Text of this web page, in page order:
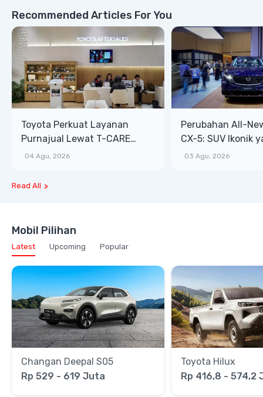
Recommended Articles For You
Toyota Perkuat Layanan
Purnajual Lewat T-CARE
XTRA, Manfaat Lebih Besar
. 04 Agu, 2026
Perubahan All-
CX-5: SUV Ikonik
Bongsor, Mewah,
. 03 Agu, 2026
Read All
Mobil Pilihan
Latest Upcoming Popular
Changan Deepal S05
Rp 529 - 619 Juta
Toyota Hilux
Rp 416,8 - 574,2